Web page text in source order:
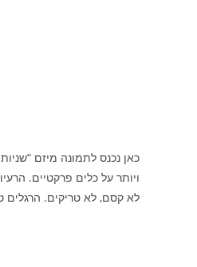
כאן נכנס לתמונה מיזם
ויותר על כלים פרקטיים.
לא קסם, לא טריקים. הרגלים